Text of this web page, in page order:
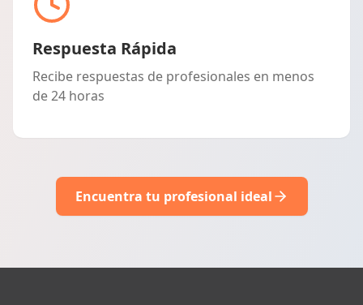
Respuesta Rápida
Recibe respuestas de profesionales en menos
de 24 horas
Encuentra tu profesional ideal